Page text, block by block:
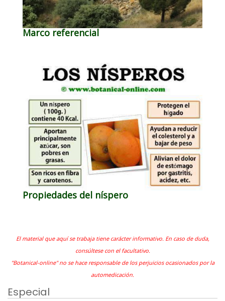
Marco referencial
Propiedades del níspero
El material que aquí se trabaja tiene carácter informativo. En caso de duda,
consúltese con el facultativo.
"Botanical-online" no se hace responsable de los perjuicios ocasionados por la
automedicación.
Especial